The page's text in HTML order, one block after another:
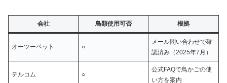
会社 鳥類使用可否 根拠
オーツーペット ○
メール問い合わせで確
認済み（2025年7月）
テルコム ○
公式FAQで鳥かごの使
い方を案内